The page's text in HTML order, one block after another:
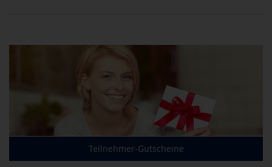
Teilnehmer-Gutscheine